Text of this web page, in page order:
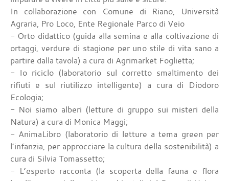
In collaborazione con Comune di Riano, Università
Agraria, Pro Loco, Ente Regionale Parco di Veio
- Orto didattico (guida alla semina e alla coltivazione di
ortaggi, verdure di stagione per uno stile di vita sano a
partire dalla tavola) a cura di Agrimarket Foglietta;
- Io riciclo (laboratorio sul corretto smaltimento dei
rifiuti e sul riutilizzo intelligente) a cura di Diodoro
Ecologia;
- Noi siamo alberi (letture di gruppo sui misteri della
Natura) a cura di Monica Maggi;
- AnimaLibro (laboratorio di letture a tema green per
l’infanzia, per approcciare la cultura della sostenibilità) a
cura di Silvia Tomassetto;
- L’esperto racconta (la scoperta della fauna e flora